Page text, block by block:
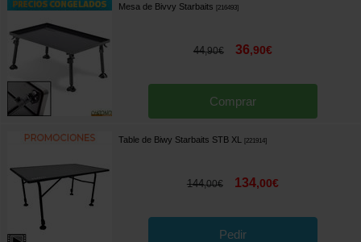
Mesa de Bivvy Starbaits [216493]
44,90€ 36,90€
Comprar
Table de Biwy Starbaits STB XL [221914]
144,00€ 134,00€
Pedir